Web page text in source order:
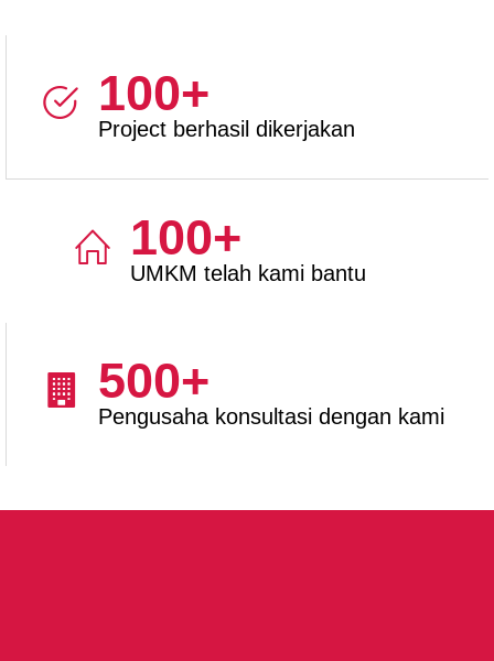
100+
Project berhasil dikerjakan
100+
UMKM telah kami bantu
500+
Pengusaha konsultasi dengan kami